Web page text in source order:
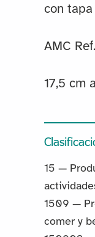
con
AMC
17,5 cm
15 —
1509 —
comer y